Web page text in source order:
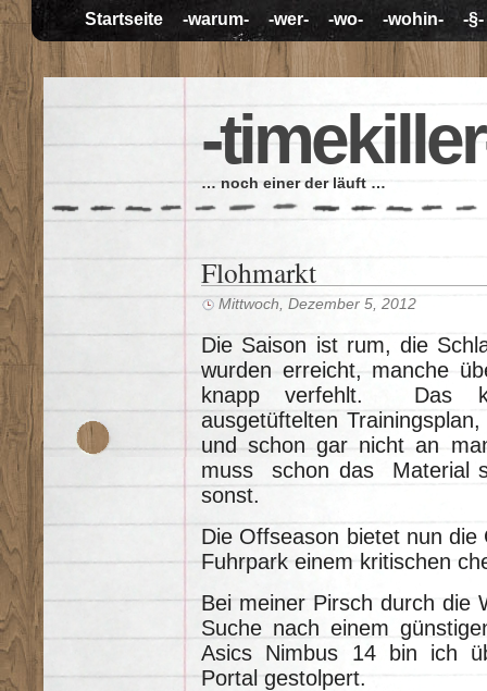
Startseite -warum- -wer- -wo- -wohin- -§-
-
… noch einer der läuft …
Flohmarkt
Mittwoch, Dezember 5, 2012
Die Saison ist rum, die
wurden erreicht, manche
knapp verfehlt. Das
ausgetüftelten
und schon gar nicht an
muss schon das Material
sonst.
Die Offseason bietet nun
Fuhrpark einem kritischen
Bei meiner Pirsch durch die
Suche nach einem
Asics Nimbus 14 bin ich
Portal gestolpert.